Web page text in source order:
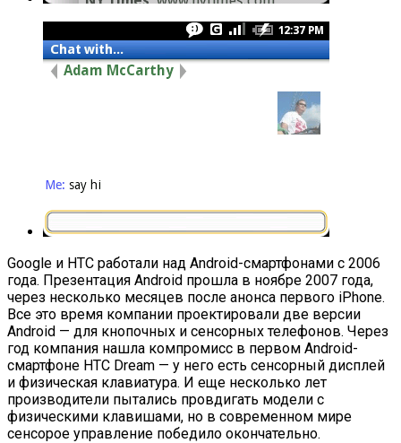
Google и HTC работали над Android-смартфонами с 2006
года. Презентация Android прошла в ноябре 2007 года,
через несколько месяцев после анонса первого iPhone.
Все это время компании проектировали две версии
Android — для кнопочных и сенсорных телефонов. Через
год компания нашла компромисс в первом Android-
смартфоне HTC Dream — у него есть сенсорный дисплей
и физическая клавиатура. И еще несколько лет
производители пытались провдигать модели с
физическими клавишами, но в современном мире
сенсорое управление победило окончательно.